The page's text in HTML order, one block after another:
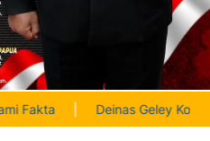
Deinas Geley Kobarkan